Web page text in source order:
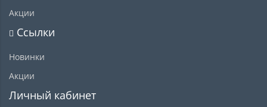
Акции
Ссылки
Новинки
Акции
Личный кабинет